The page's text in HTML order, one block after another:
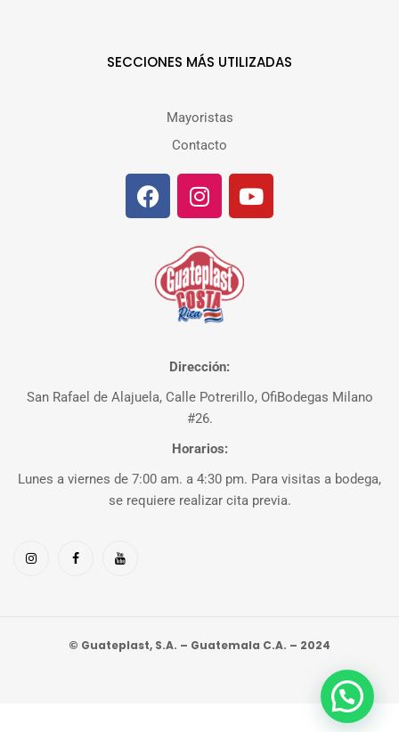
SECCIONES MÁS UTILIZADAS
Mayoristas
Contacto
Dirección:
San Rafael de Alajuela, Calle Potrerillo, OfiBodegas Milano
#26.
Horarios:
Lunes a viernes de 7:00 am. a 4:30 pm. Para visitas a bodega,
se requiere realizar cita previa.
© Guateplast, S.A. – Guatemala C.A. – 2024